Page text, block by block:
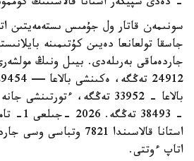
- دەدى سپيكەر استانا قالاسىنىڭ
سونىمەن قاتار ول جۇمىس ىستەمەيتىن
جاسقا تولعانعا دەيىن كۇتىمىنە
جاردەماقى بەرىلەدى. بيىل ونىڭ
بالاعا - 33952 تەڭگە،
- 38493
استانا قالاسىندا 7821
اتاپ ءوتتى.